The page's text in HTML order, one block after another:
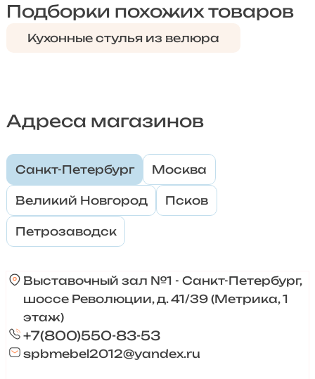
Подборки похожих товаров
Кухонные стулья из велюра
Адреса магазинов
Санкт-Петербург Москва
Великий Новгород Псков
Петрозаводск
Выставочный зал №1 - Санкт-Петербург,
шоссе Революции, д. 41/39 (Метрика, 1
этаж)
+7(800)550-83-53
spbmebel2012@yandex.ru